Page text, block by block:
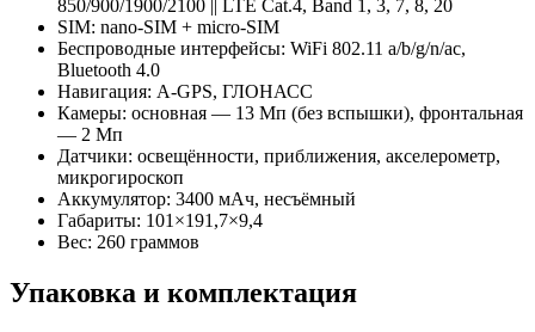
850/900/1900/2100 || LTE Cat.4, Band 1, 3, 7, 8, 20
SIM: nano-SIM + micro-SIM
Беспроводные интерфейсы: WiFi 802.11 a/b/g/n/ac,
Bluetooth 4.0
Навигация: A-GPS, ГЛОНАСС
Камеры: основная — 13 Мп (без вспышки), фронтальная
— 2 Мп
Датчики: освещённости, приближения, акселерометр,
микрогироскоп
Аккумулятор: 3400 мАч, несъёмный
Габариты: 101×191,7×9,4
Вес: 260 граммов
Упаковка и комплектация